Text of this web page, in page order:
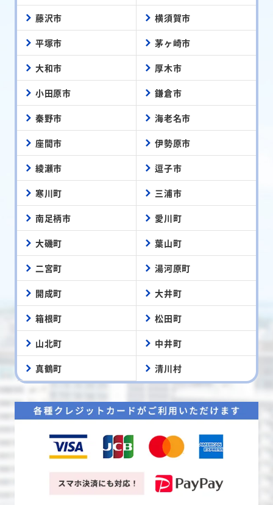
藤沢市 横須賀市
平塚市 茅ヶ崎市
大和市 厚木市
小田原市 鎌倉市
秦野市 海老名市
座間市 伊勢原市
綾瀬市 逗子市
寒川町 三浦市
南足柄市 愛川町
大磯町 葉山町
二宮町 湯河原町
開成町 大井町
箱根町 松田町
山北町 中井町
真鶴町 清川村